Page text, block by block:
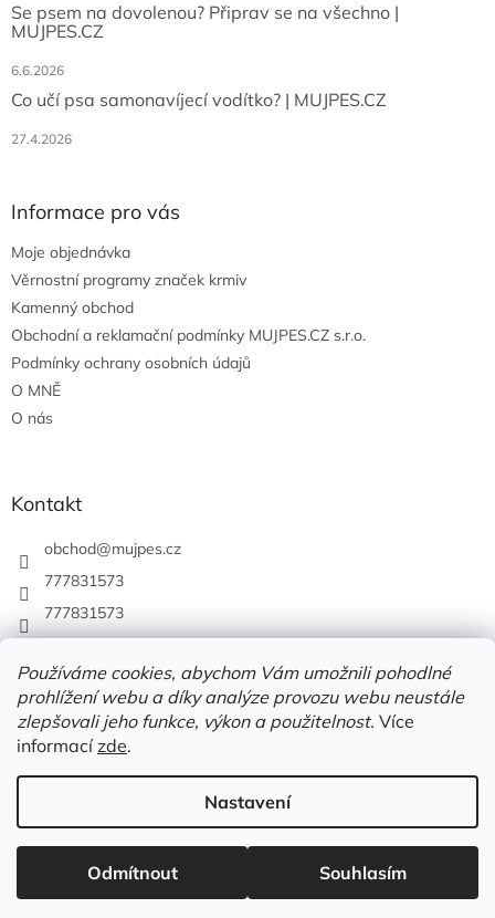
Používáme cookies, abychom Vám umožnili pohodlné
prohlížení webu a díky analýze provozu webu neustále
zlepšovali jeho funkce, výkon a použitelnost. Více
informacízde.
Nastavení
Odmítnout Souhlasím
Se psem na dovolenou? Připrav se na všechno |
MUJPES.CZ
6.6.2026
Co učí psa samonavíjecí vodítko? | MUJPES.CZ
27.4.2026
Informace pro vás
Moje objednávka
Věrnostní programy značek krmiv
Kamenný obchod
Obchodní a reklamační podmínky MUJPES.CZ s.r.o.
Podmínky ochrany osobních údajů
O MNĚ
O nás
Kontakt
obchod@mujpes.cz
777831573
777831573
Vytvořil Shoptet
Copyright 2026MUJPES.CZ . Všechna práva vyhrazena.